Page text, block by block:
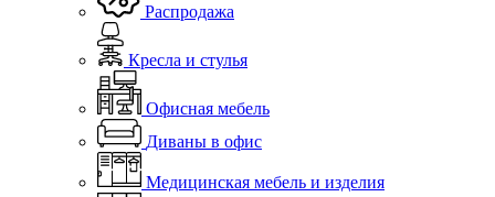
Распродажа
Кресла и стулья
Офисная мебель
Диваны в офис
Медицинская мебель и изделия